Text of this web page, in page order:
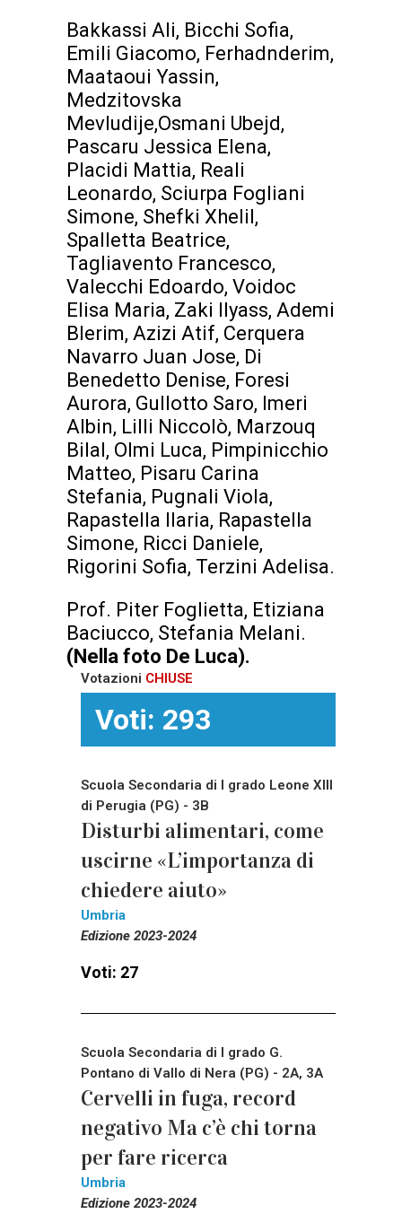
Bakkassi Ali, Bicchi Sofia,
Emili Giacomo, Ferhadnderim,
Maataoui Yassin,
Medzitovska
Mevludije,Osmani Ubejd,
Pascaru Jessica Elena,
Placidi Mattia, Reali
Leonardo, Sciurpa Fogliani
Simone, Shefki Xhelil,
Spalletta Beatrice,
Tagliavento Francesco,
Valecchi Edoardo, Voidoc
Elisa Maria, Zaki Ilyass, Ademi
Blerim, Azizi Atif, Cerquera
Navarro Juan Jose, Di
Benedetto Denise, Foresi
Aurora, Gullotto Saro, Imeri
Albin, Lilli Niccolò, Marzouq
Bilal, Olmi Luca, Pimpinicchio
Matteo, Pisaru Carina
Stefania, Pugnali Viola,
Rapastella Ilaria, Rapastella
Simone, Ricci Daniele,
Rigorini Sofia, Terzini Adelisa.
Prof. Piter Foglietta, Etiziana
Baciucco, Stefania Melani.
(Nella foto De Luca).
Votazioni CHIUSE
Voti: 293
Scuola Secondaria di I grado Leone XIII
di Perugia (PG) - 3B
Disturbi alimentari, come
uscirne «L’importanza di
chiedere aiuto»
Umbria
Edizione 2023-2024
Voti: 27
Scuola Secondaria di I grado G.
Pontano di Vallo di Nera (PG) - 2A, 3A
Cervelli in fuga, record
negativo Ma c’è chi torna
per fare ricerca
Umbria
Edizione 2023-2024